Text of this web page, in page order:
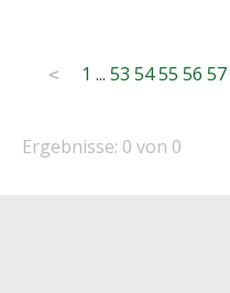
Posts
< 1 ... 53 5455 56 57
Ergebnisse: 0 von 0